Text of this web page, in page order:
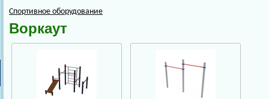
Спортивное оборудование
Воркаут